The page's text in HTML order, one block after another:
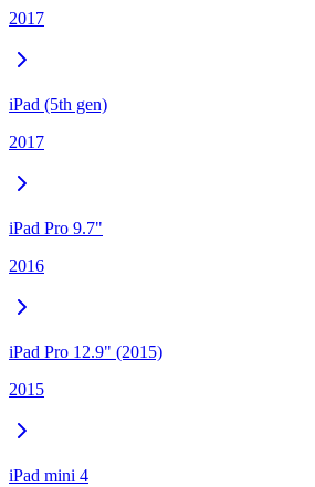
2017
iPad (5th gen)
2017
iPad Pro 9.7"
2016
iPad Pro 12.9" (2015)
2015
iPad mini 4